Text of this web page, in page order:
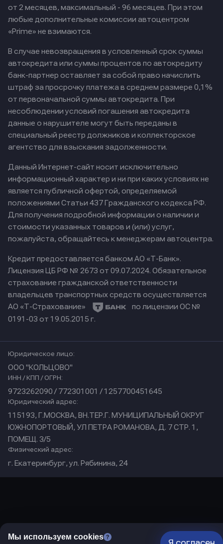
Мы используем cookies
от 2 месяцев, максимальный - 96 месяцев. При этом
любые дополнительные комиссии автоцентром
«Prime» не взимаются.
В случае невозвращения в условленный срок суммы
автокредита или суммы процентов по автокредиту
банк-партнер оставляет за собой право начислить
штраф за просрочку платежа в среднем размере 0,1%
от первоначальной суммы автокредита. При
несоблюдении условий погашения автокредита
данные о нарушителе могут быть переданы в
специальный реестр должников и коллекторское
агентство для взыскания задолженности.
Данный Интернет-сайт носит исключительно
информационный характер и ни при каких условиях не
является публичной офертой, определяемой
положениями Статьи 437 Гражданского кодекса РФ.
Для получения подробной информации о наличии и
стоимости указанных товаров и (или) услуг,
пожалуйста, обращайтесь к менеджерам автоцентра.
Кредит предоставляется банком АО «Т-Банк».
Лицензия ЦБ РФ № 2673 от 09.07.2024. Обязательное
страхование гражданской ответственности
владельцев транспортных средств осуществляется
АО «Т-Страхование»
по лицензии ОС №
0191-03 от 19.05.2015 г.
Юридическое лицо:
ООО "КОЛЬЦОВО"
ИНН / КПП / ОГРН:
9723262090 / 772301001 / 1257700451645
Юридический адрес:
115193, Г.МОСКВА, ВН.ТЕР.Г. МУНИЦИПАЛЬНЫЙ ОКРУГ
ЮЖНОПОРТОВЫЙ, УЛ ПЕТРА РОМАНОВА, Д. 7 СТР. 1,
ПОМЕЩ. 3/5
Физический адрес:
г. Екатеринбург, ул. Рябинина, 24